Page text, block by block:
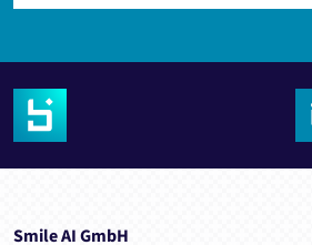
Smile AI GmbH